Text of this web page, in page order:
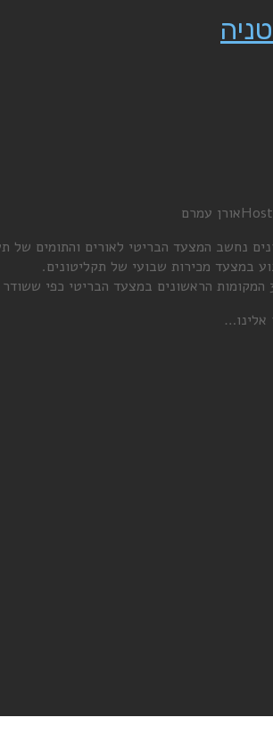
אורן עמרם
נחשב המצעד הבריטי לאורים והתומים של
במצעד מכירות שבועי של תקליטונים.
אלינו…